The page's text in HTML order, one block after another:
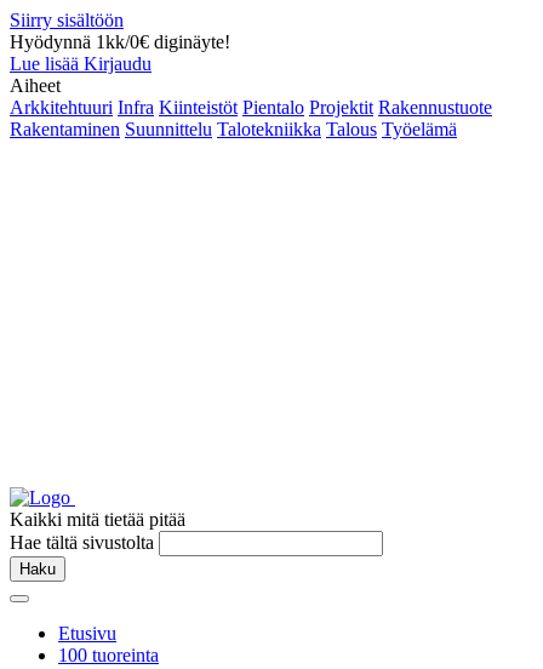
Siirry sisältöön
Hyödynnä 1kk/0€ diginäyte!
Lue lisää Kirjaudu
Aiheet
Arkkitehtuuri Infra Kiinteistöt Pientalo Projektit Rakennustuote
Rakentaminen Suunnittelu Talotekniikka Talous Työelämä
Kaikki mitä tietää pitää
Hae tältä sivustolta
Haku
Etusivu
100 tuoreinta